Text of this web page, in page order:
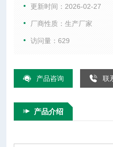
颗粒破损，并适合流水作业。
更新时间：2026-02-27
厂商性质：生产厂家
访问量：629
产品咨询 联
产品介绍